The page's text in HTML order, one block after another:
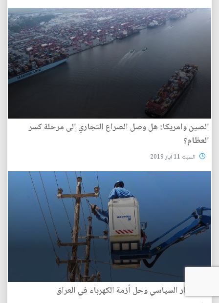
الصين وامريكا: هل وصل الصراع التجاري إلى مرحلة كسر
العظام؟
السبت 11 آيار 2019
الاستقرار السياسي وحل أزمة الكهرباء في العراق